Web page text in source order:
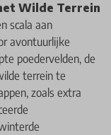
Wilde Terrein
scala aan
avontuurlijke
poedervelden, de
terrein te
zoals extra